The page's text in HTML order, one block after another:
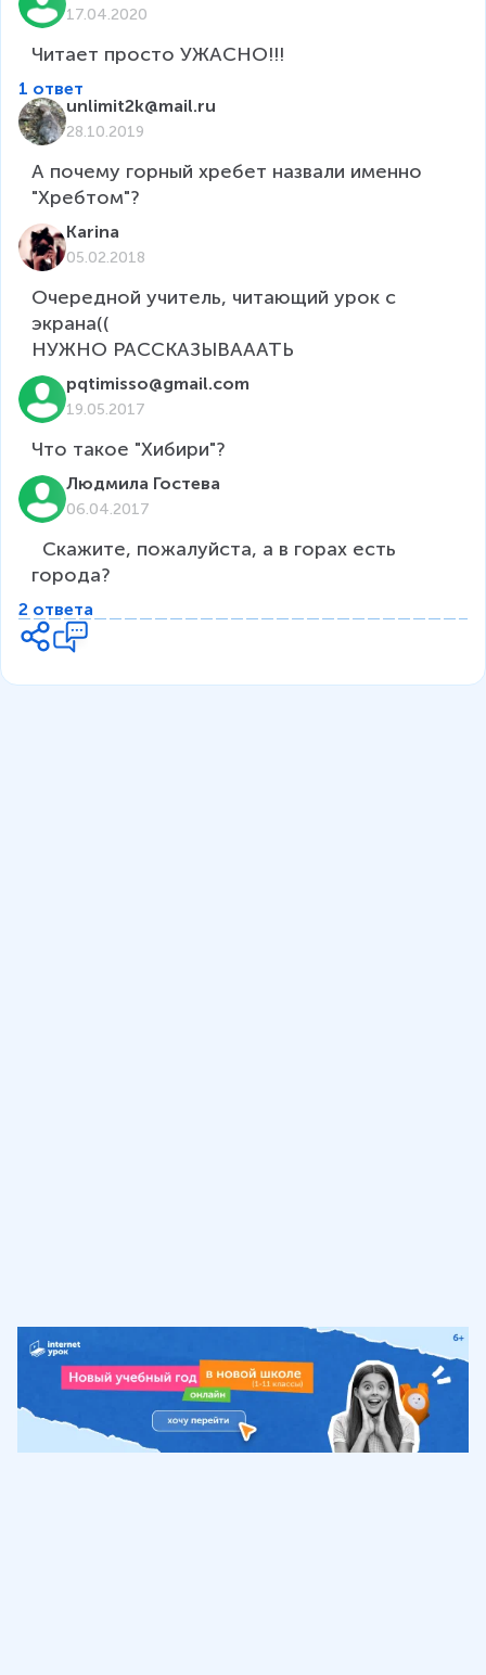
17.04.2020
Читает просто УЖАСНО!!!
1 ответ
unlimit2k@mail.ru
28.10.2019
А почему горный хребет назвали именно
"Хребтом"?
Karina
05.02.2018
Очередной учитель, читающий урок с
экрана((
НУЖНО РАССКАЗЫВАААТЬ
pqtimisso@gmail.com
19.05.2017
Что такое "Хибири"?
Людмила Гостева
06.04.2017
города?
2 ответа